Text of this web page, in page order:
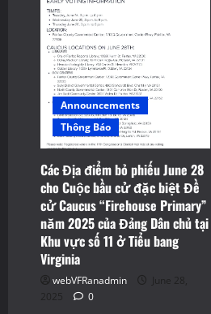
bầu
biệt
Đề
cử
Caucus
“Firehouse
Primary”
năm
2025
của
Đảng
Dân
chủ
tại
Khu
vực
số
11
ở
Tiểu
Announcements
Thông Báo
Các Địa điểm bỏ phiếu June 28
cho Cuộc bầu cử đặc biệt Đề
cử Caucus “Firehouse Primary”
năm 2025 của Đảng Dân chủ tại
Khu vực số 11 ở Tiểu bang
Virginia
webVFRanadmin
June 28,
2025
0